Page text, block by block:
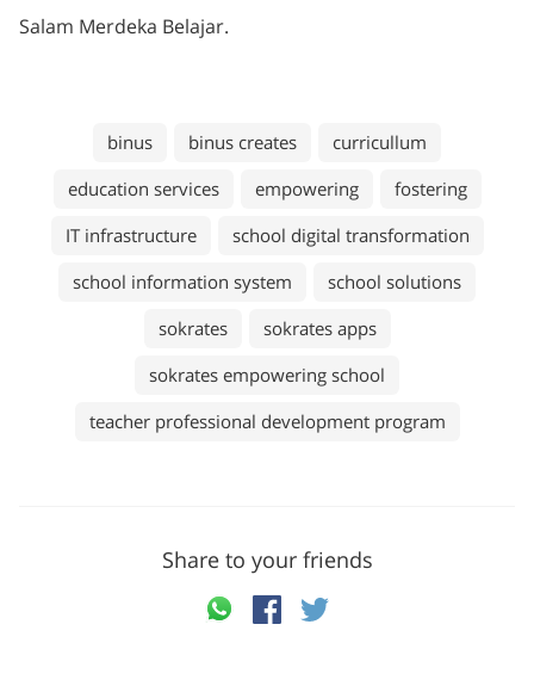
Salam Merdeka Belajar.
binus binus creates
curricullum
education services
empowering
fostering
IT infrastructure
school digital transformation
school information system
school solutions
sokrates
sokrates apps
sokrates empowering school
teacher professional development program
Share to your friends